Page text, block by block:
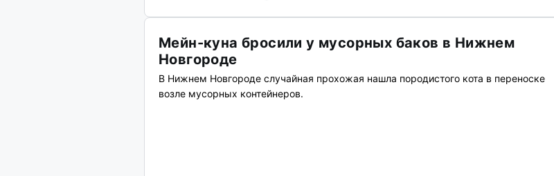
Мейн-куна бросили у мусорных баков в Нижнем
Новгороде
В Нижнем Новгороде случайная прохожая нашла породистого кота в переноске
возле мусорных контейнеров.